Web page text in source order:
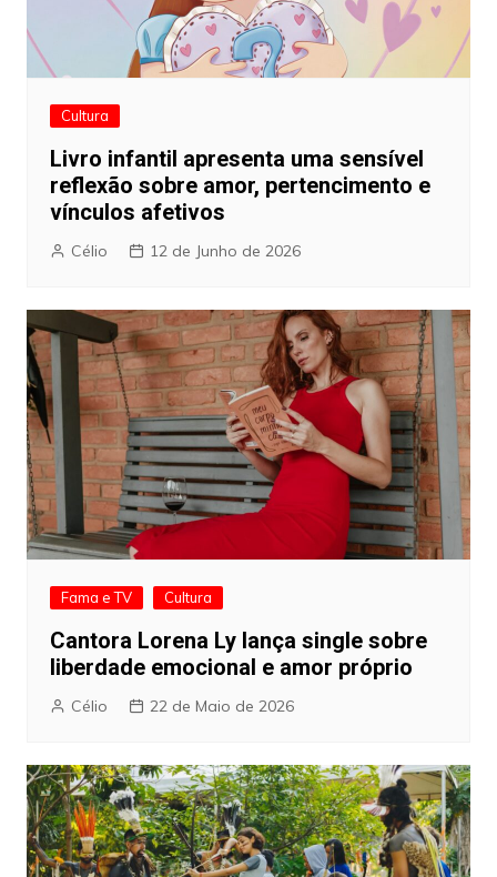
Cultura
Livro infantil apresenta uma sensível
reflexão sobre amor, pertencimento e
vínculos afetivos
Célio 12 de Junho de 2026
Fama e TV Cultura
Cantora Lorena Ly lança single sobre
liberdade emocional e amor próprio
Célio 22 de Maio de 2026